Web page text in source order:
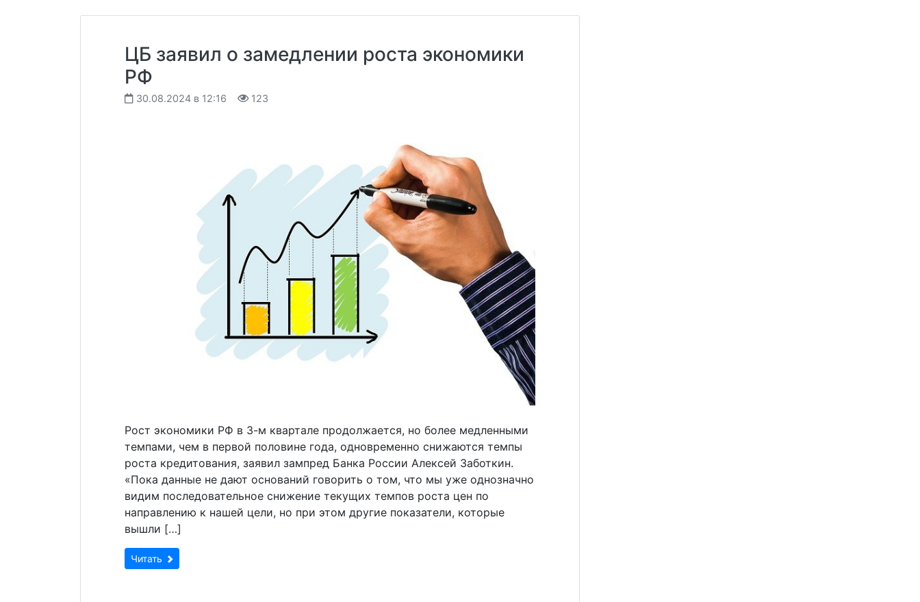
ЦБ заявил о замедлении роста экономики
РФ
30.08.2024 в 12:16 123
Рост экономики РФ в 3-м квартале продолжается, но более медленными
темпами, чем в первой половине года, одновременно снижаются темпы
роста кредитования, заявил зампред Банка России Алексей Заботкин.
«Пока данные не дают оснований говорить о том, что мы уже однозначно
видим последовательное снижение текущих темпов роста цен по
направлению к нашей цели, но при этом другие показатели, которые
вышли […]
Читать